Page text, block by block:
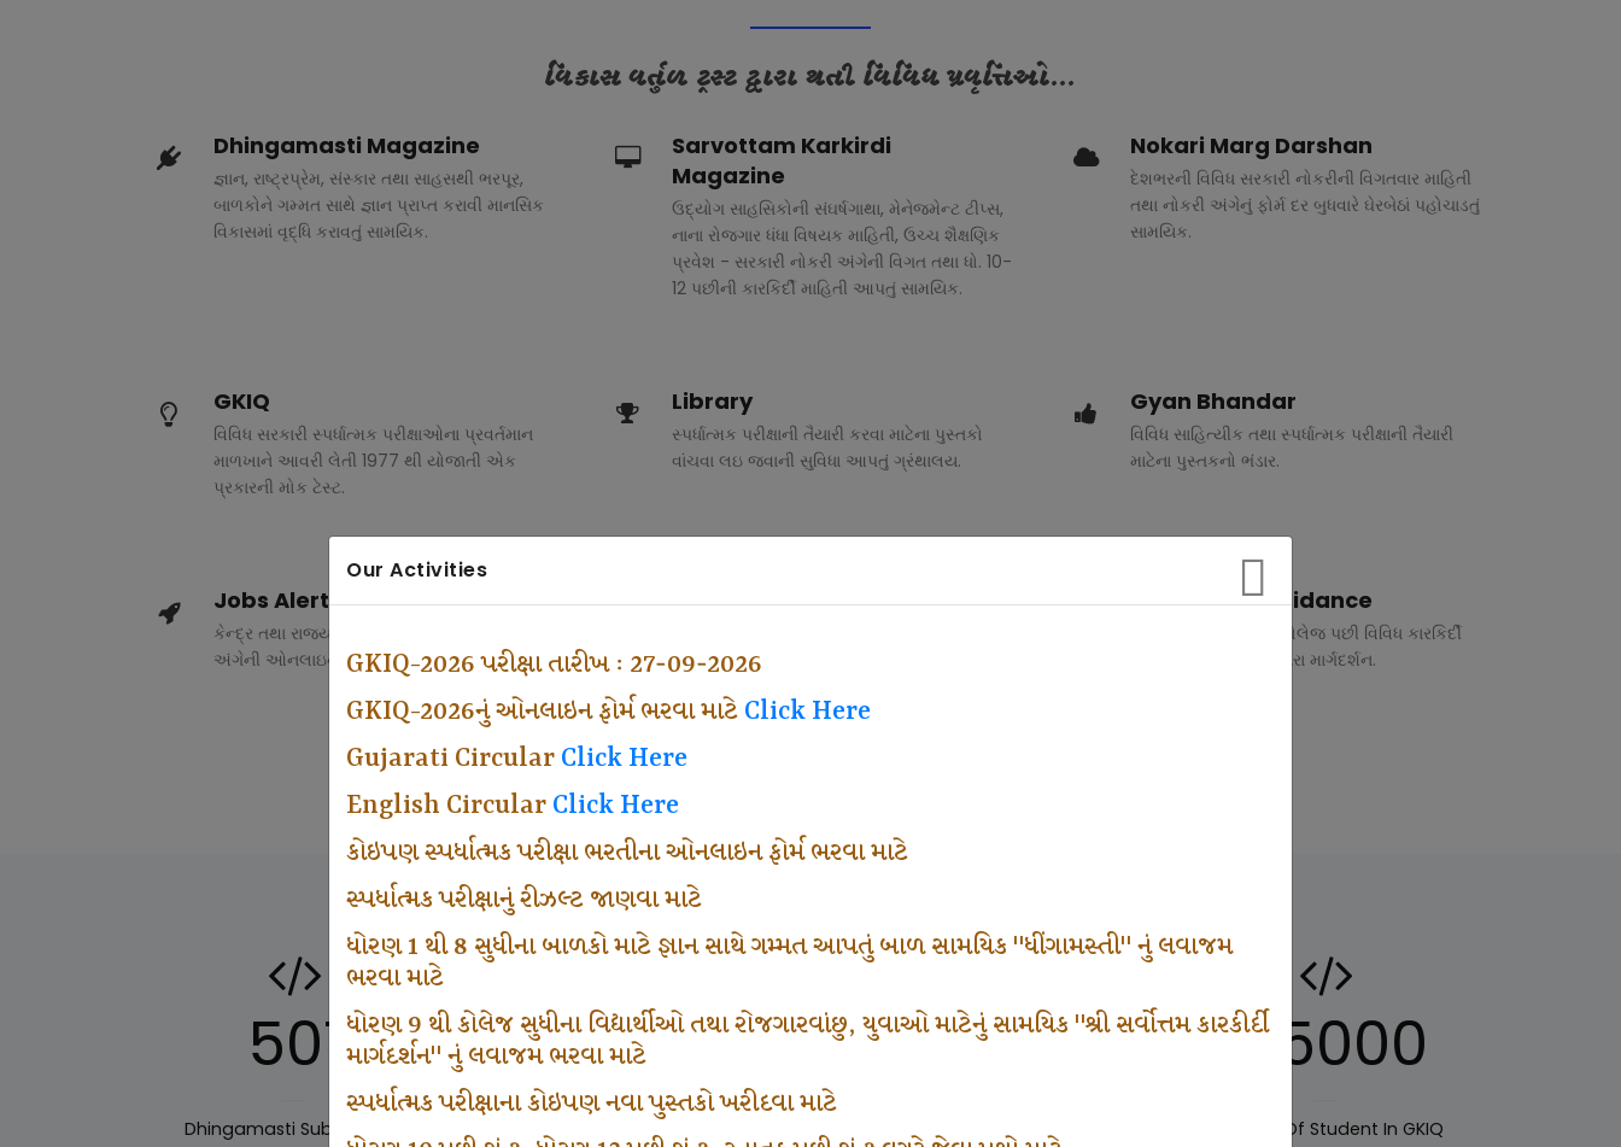
Our Activities
GKIQ-2026 પરીક્ષા તારીખ : 27-09-2026
GKIQ-2026નું ઓનલાઇન ફોર્મ ભરવા માટે Click Here
Gujarati Circular Click Here
English Circular Click Here
કોઇપણ સ્પર્ધાત્મક પરીક્ષા ભરતીના ઓનલાઇન ફોર્મ ભરવા માટે
સ્પર્ધાત્મક પરીક્ષાનું રીઝલ્ટ જાણવા માટે
ધોરણ 1 થી 8 સુધીના બાળકો માટે જ્ઞાન સાથે ગમ્મત આપતું બાળ સામયિક "ધીંગામસ્તી" નું લવાજમ
ભરવા માટે
ધોરણ 9 થી કોલેજ સુધીના વિદ્યાર્થીઓ તથા રોજગારવાંછુ, યુવાઓ માટેનું સામયિક "શ્રી સર્વોત્તમ કારકીર્દી
માર્ગદર્શન" નું લવાજમ ભરવા માટે
સ્પર્ધાત્મક પરીક્ષાના કોઇપણ નવા પુસ્તકો ખરીદવા માટે
વિકાસ વર્તુળ ટ્રસ્ટ દ્વારા થતી વિવિધ પ્રવૃત્તિઓ...
Dhingamasti Magazine
જ્ઞાન, રાષ્ટ્રપ્રેમ, સંસ્કાર તથા સાહસથી ભરપૂર,
બાળકોને ગમ્મત સાથે જ્ઞાન પ્રાપ્ત કરાવી માનસિક
વિકાસમાં વૃદ્ધિ કરાવતું સામયિક.
Sarvottam Karkirdi
Magazine
ઉદ્યોગ સાહસિકોની સંઘર્ષગાથા, મેનેજમેન્ટ ટીપ્સ,
નાના રોજગાર ધંધા વિષયક માહિતી, ઉચ્ચ શૈક્ષણિક
પ્રવેશ - સરકારી નોકરી અંગેની વિગત તથા ધો. 10-
12 પછીની કારકિર્દી માહિતી આપતું સામયિક.
Nokari Marg Darshan
દેશભરની વિવિધ સરકારી નોકરીની વિગતવાર માહિતી
તથા નોકરી અંગેનું ફોર્મ દર બુધવારે ઘેરબેઠાં પહોચાડતું
સામયિક.
GKIQ
વિવિધ સરકારી સ્પર્ધાત્મક પરીક્ષાઓના પ્રવર્તમાન
માળખાને આવરી લેતી 1977 થી યોજાતી એક
પ્રકારની મોક ટેસ્ટ.
Library
સ્પર્ધાત્મક પરીક્ષાની તૈયારી કરવા માટેના પુસ્તકો
વાંચવા લઇ જવાની સુવિધા આપતું ગ્રંથાલય.
Gyan Bhandar
વિવિધ સાહિત્યીક તથા સ્પર્ધાત્મક પરીક્ષાની તૈયારી
માટેના પુસ્તકનો ભંડાર.
Jobs Alert
કેન્દ્ર તથા રાજ્ય સરકારના વિવિધ વિભાગોમાં ભરતી
અંગેની ઓનલાઇન માહિતી.
Competitive Exam Class
હેતુ ફક્ત વ્યવસ્થા ખર્ચ લઇ ચલાવતા વર્ગ.
Vocational Guidance
ધોરણ 10 અને 12 તથા કોલેજ પછી વિવિધ કારકિર્દી
અંગે રૂબરુ તથા ફોન દ્વારા માર્ગદર્શન.
501
Dhingamasti Subscription
671 1000 125000
Number Of Student In GKIQ